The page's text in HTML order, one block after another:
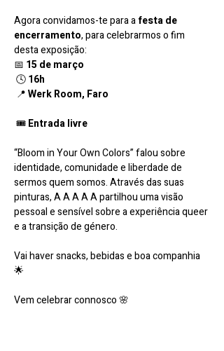
Agora convidamos-te para a festa de
encerramento, para celebrarmos o fim
desta exposição:
📅 15 de março
🕓 16h
📍 Werk Room, Faro
🎟 Entrada livre
“Bloom in Your Own Colors” falou sobre
identidade, comunidade e liberdade de
sermos quem somos. Através das suas
pinturas, A A A A A partilhou uma visão
pessoal e sensível sobre a experiência queer
e a transição de género.
Vai haver snacks, bebidas e boa companhia
🌟
Vem celebrar connosco 🌸